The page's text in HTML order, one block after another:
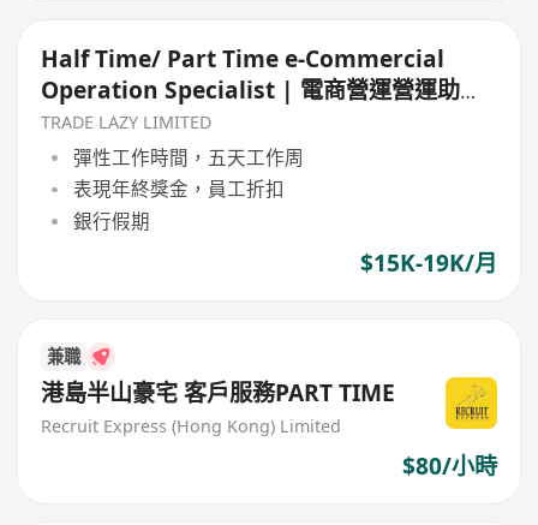
Half Time/ Part Time e-Commercial
Operation Specialist | 電商營運營運助理
(電玩及動漫遊戲產品)
TRADE LAZY LIMITED
彈性工作時間，五天工作周
表現年終獎金，員工折扣
銀行假期
$15K-19K/月
兼職
港島半山豪宅 客戶服務PART TIME
Recruit Express (Hong Kong) Limited
$80/小時